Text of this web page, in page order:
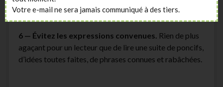
6 — Évitez les expressions convenues. Rien de plus
agaçant pour un lecteur que de lire une suite de poncifs,
d’idées toutes faites, de phrases connues et rabâchées.
Votre e-mail ne sera jamais communiqué à des tiers.